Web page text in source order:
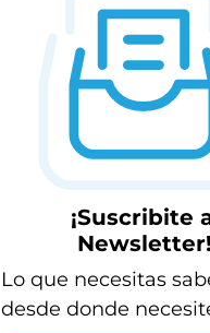
¡Suscribite
Newsletter!
Lo que necesitas
desde donde